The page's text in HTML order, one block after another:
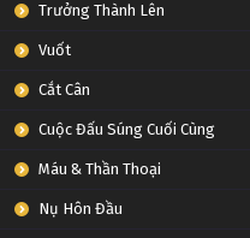
Trưởng Thành Lên
Vuốt
Cắt Cân
Cuộc Đấu Súng Cuối Cùng
Máu & Thần Thoại
Nụ Hôn Đầu